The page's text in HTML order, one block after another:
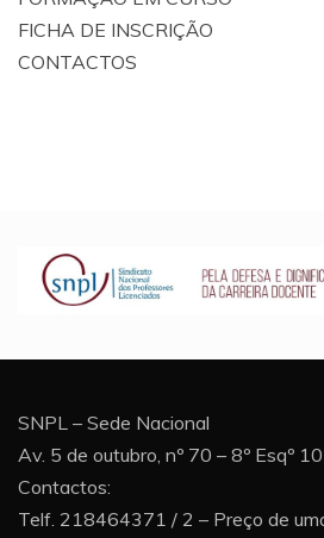
FICHA DE INSCRIÇÃO
CONTACTOS
SNPL – Sede Nacional
Av. 5 de outubro, nº 70 – 8º Esqº
Contactos:
Telf. 218464371 / 2 – Preço de